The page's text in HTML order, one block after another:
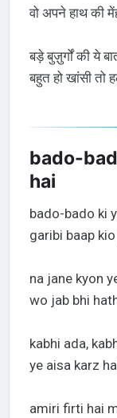
वो अपने हाथ की
बड़े बुज़ुर्गों की ये
बहुत हो खांसी तो
bado-
hai
bado-bado ki
garibi baap
na jane kyon
wo jab bhi
kabhi ada,
ye aisa karz
amiri firti hai